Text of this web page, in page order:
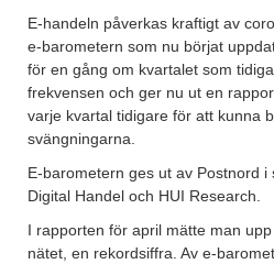
E-handeln påverkas kraftigt av
e-barometern som nu börjat
för en gång om kvartalet som
frekvensen och ger nu ut en
varje kvartal tidigare för att kunna
svängningarna.
E-barometern ges ut av Postnord
Digital Handel och HUI Research.
I rapporten för april mätte man
nätet, en rekordsiffra. Av e-